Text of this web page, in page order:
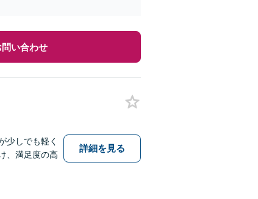
問い合わせ
少しでも軽く
、満足度の高
詳細を見る